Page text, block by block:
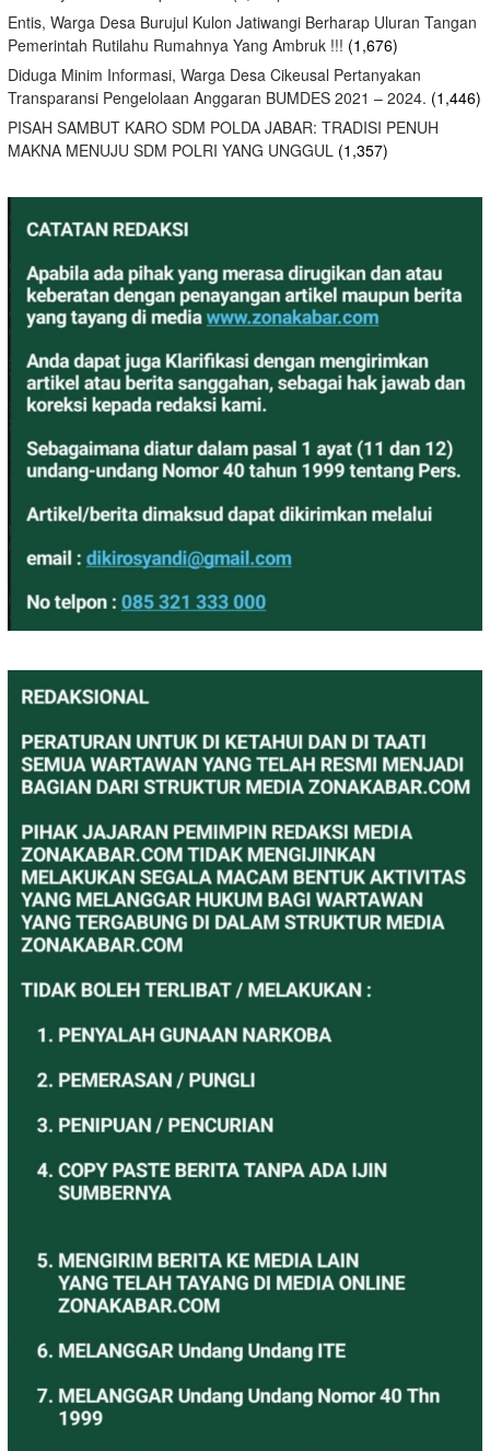
Entis, Warga Desa Burujul Kulon Jatiwangi Berharap Uluran Tangan
Pemerintah Rutilahu Rumahnya Yang Ambruk !!! (1,676)
Diduga Minim Informasi, Warga Desa Cikeusal Pertanyakan
Transparansi Pengelolaan Anggaran BUMDES 2021 – 2024. (1,446)
PISAH SAMBUT KARO SDM POLDA JABAR: TRADISI PENUH
MAKNA MENUJU SDM POLRI YANG UNGGUL (1,357)